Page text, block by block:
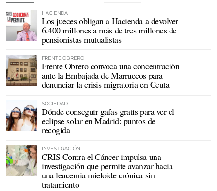
HACIENDA
Los jueces obligan a Hacienda a devolver
6.400 millones a más de tres millones de
pensionistas mutualistas
FRENTE OBRERO
Frente Obrero convoca una concentración
ante la Embajada de Marruecos para
denunciar la crisis migratoria en Ceuta
SOCIEDAD
Dónde conseguir gafas gratis para ver el
eclipse solar en Madrid: puntos de
recogida
INVESTIGACIÓN
CRIS Contra el Cáncer impulsa una
investigación que permite avanzar hacia
una leucemia mieloide crónica sin
tratamiento